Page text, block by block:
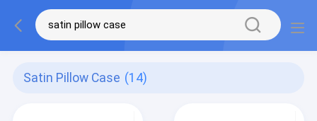
Satin Pillow Case (14)